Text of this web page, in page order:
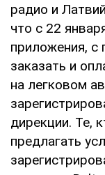
радио и
что с 22
приложения,
заказать и
на легковом
дирекции. Те,
предлагать